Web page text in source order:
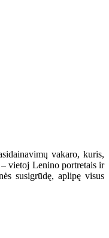
vakaro, kuris,
vietoj Lenino portretais ir
susigrūdę, aplipę visus